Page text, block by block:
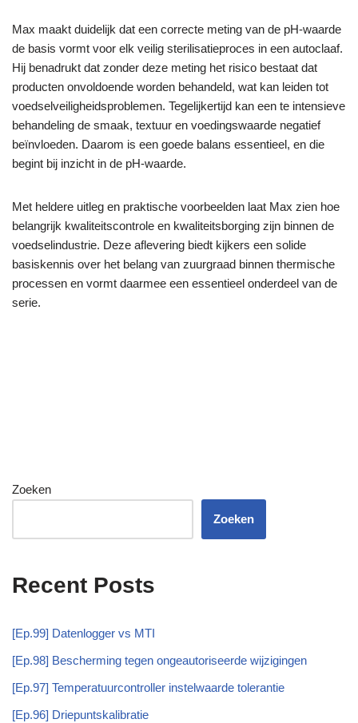
Max maakt duidelijk dat een correcte meting van de pH-waarde
de basis vormt voor elk veilig sterilisatieproces in een autoclaaf.
Hij benadrukt dat zonder deze meting het risico bestaat dat
producten onvoldoende worden behandeld, wat kan leiden tot
voedselveiligheidsproblemen. Tegelijkertijd kan een te intensieve
behandeling de smaak, textuur en voedingswaarde negatief
beïnvloeden. Daarom is een goede balans essentieel, en die
begint bij inzicht in de pH-waarde.
Met heldere uitleg en praktische voorbeelden laat Max zien hoe
belangrijk kwaliteitscontrole en kwaliteitsborging zijn binnen de
voedselindustrie. Deze aflevering biedt kijkers een solide
basiskennis over het belang van zuurgraad binnen thermische
processen en vormt daarmee een essentieel onderdeel van de
serie.
Zoeken
Zoeken
Recent Posts
[Ep.99] Datenlogger vs MTI
[Ep.98] Bescherming tegen ongeautoriseerde wijzigingen
[Ep.97] Temperatuurcontroller instelwaarde tolerantie
[Ep.96] Driepuntskalibratie